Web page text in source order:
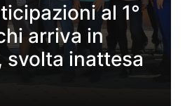
al 1°
arriva in
svolta inattesa